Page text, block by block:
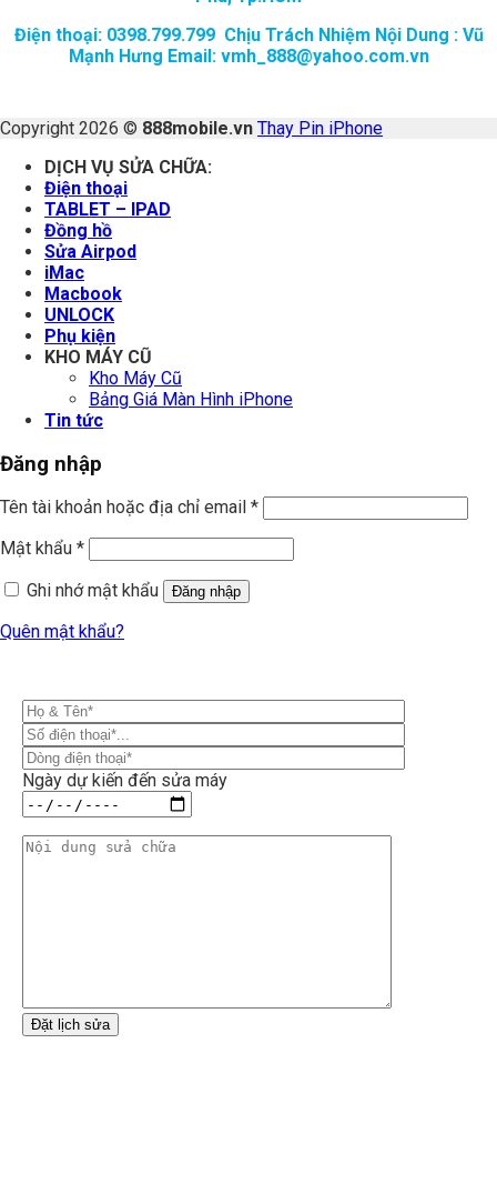
Điện thoại: 0398.799.799 Chịu Trách Nhiệm Nội Dung : Vũ
Mạnh Hưng Email: vmh_888@yahoo.com.vn
Copyright 2026 © 888mobile.vn Thay Pin iPhone
DỊCH VỤ SỬA CHỮA:
Điện thoại
TABLET – IPAD
Đồng hồ
Sửa Airpod
iMac
Macbook
UNLOCK
Phụ kiện
KHO MÁY CŨ
Kho Máy Cũ
Bảng Giá Màn Hình iPhone
Tin tức
Đăng nhập
Tên tài khoản hoặc địa chỉ email *
Mật khẩu *
Ghi nhớ mật khẩu
Đăng nhập
Quên mật khẩu?
Ngày dự kiến đến sửa máy